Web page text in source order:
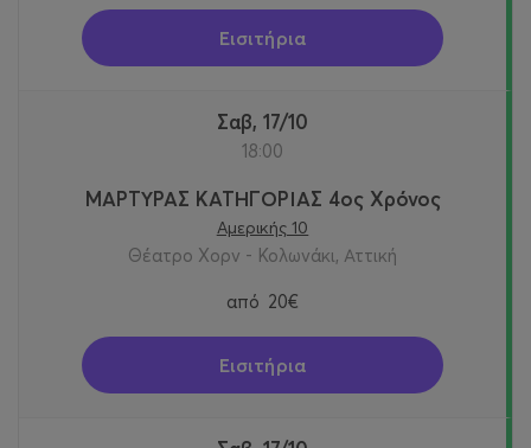
Εισιτήρια
Σαβ, 17/10
18:00
ΜΑΡΤΥΡΑΣ ΚΑΤΗΓΟΡΙΑΣ 4ος Χρόνος
Αμερικής 10
Θέατρο Χορν - Κολωνάκι, Αττική
από 20€
Εισιτήρια